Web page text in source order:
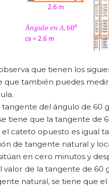
que tienen los
que también puedes
del ángulo de
tiene que la tangente de
cateto opuesto es igual
de tangente natural y
en cero minutos y
de la tangente de 60
natural, se tiene que